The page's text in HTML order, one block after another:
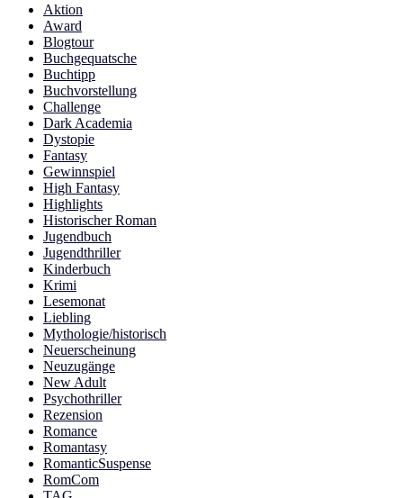
Aktion
Award
Blogtour
Buchgequatsche
Buchtipp
Buchvorstellung
Challenge
Dark Academia
Dystopie
Fantasy
Gewinnspiel
High Fantasy
Highlights
Historischer Roman
Jugendbuch
Jugendthriller
Kinderbuch
Krimi
Lesemonat
Liebling
Mythologie/historisch
Neuerscheinung
Neuzugänge
New Adult
Psychothriller
Rezension
Romance
Romantasy
RomanticSuspense
RomCom